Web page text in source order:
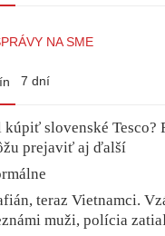
NA SME
7 dní
slovenské Tesco?
prejaviť aj ďalší
teraz Vietnamci.
muži, polícia